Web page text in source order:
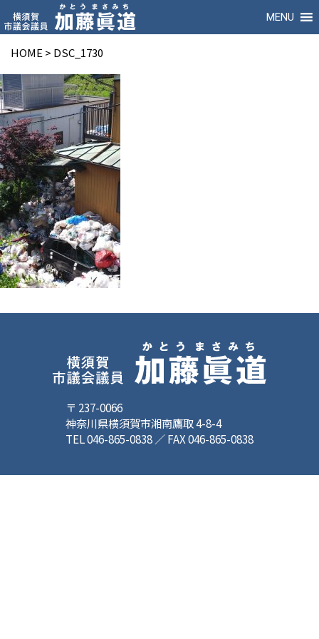
MENU
HOME > DSC_1730
〒 237-0066
神奈川県横須賀市湘南鷹取 4-8-4
TEL 046-865-0838 ／ FAX 046-865-0838